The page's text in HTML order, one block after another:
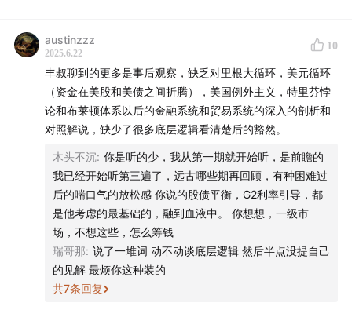
【内容索引】
在过去的一周里，以色列与伊朗的冲突不断升级。
在这次以伊冲突中，伊朗的表现确实令人意外。作
让人联想到之前的印巴冲突和俄乌冲突初期。
当前的A股、美股和港股正在发生哪些变化？
两年前，有人对中国香港资本市场承接资金流动性
的能力持怀疑态度，彼时部分外资选择撤离香港也是事
实。现在局面发生了改变。截至2025年5月底，港股IPO
austinzzz
2025.6.22
10
丰叔聊到的更多是事后观察，缺乏对里根大循环，美元循环
（资金在美股和美债之间折腾），美国例外主义，特里芬悖
论和布莱顿体系以后的金融系统和贸易系统的深入的剖析和
对照解说，缺少了很多底层逻辑看清楚后的豁然。
木头不沉: 你是听的少，我从第一期就开始听，是前瞻的
我已经开始听第三遍了，远古哪些期再回顾，有种困难过
后的喘口气的放松感 你说的股债平衡，G2利率引导，都
是他考虑的最基础的，融到血液中。 你想想，一级市
场，不想这些，怎么筹钱
瑞哥那: 说了一堆词 动不动谈底层逻辑 然后半点没提自己
的见解 最烦你这种装的
共7条回复